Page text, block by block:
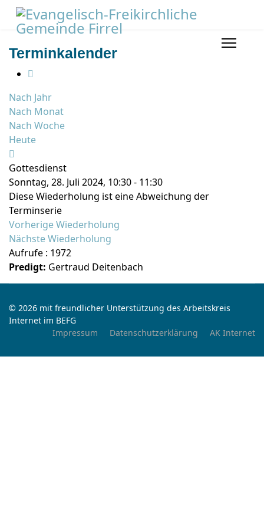
Terminkalender
Nach Jahr
Nach Monat
Nach Woche
Heute
Gottesdienst
Sonntag, 28. Juli 2024, 10:30 - 11:30
Diese Wiederholung ist eine Abweichung der
Terminserie
Vorherige Wiederholung
Nächste Wiederholung
Aufrufe : 1972
Predigt: Gertraud Deitenbach
© 2026 mit freundlicher Unterstützung des Arbeitskreis
Internet im BEFG
Impressum
Datenschutzerklärung AK Internet